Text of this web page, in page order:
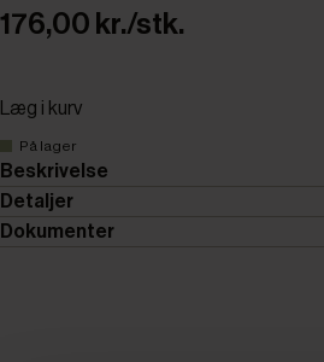
176,00 kr./stk.
Læg i kurv
På lager
Beskrivelse
Detaljer
Dokumenter